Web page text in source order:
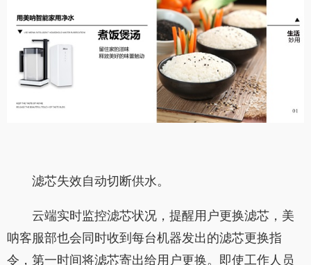
滤芯失效自动切断供水。
云端实时监控滤芯状况，提醒用户更换滤芯，美
呐客服部也会同时收到每台机器发出的滤芯更换指
令，第一时间将滤芯寄出给用户更换。即使工作人员